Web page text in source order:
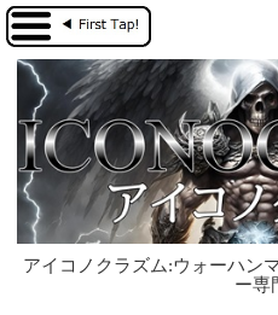
アイコノクラズム:ウォーハン
ー専